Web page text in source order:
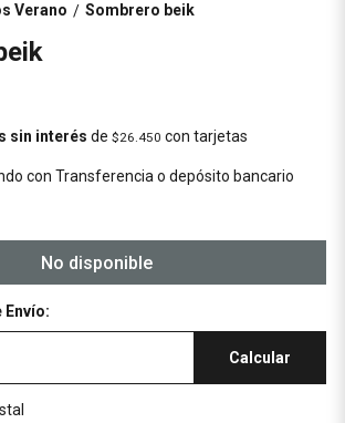
Verano / Sombrero beik
sin interés de $26.450 con tarjetas
con Transferencia o depósito bancario
No disponible
Envío:
Calcular